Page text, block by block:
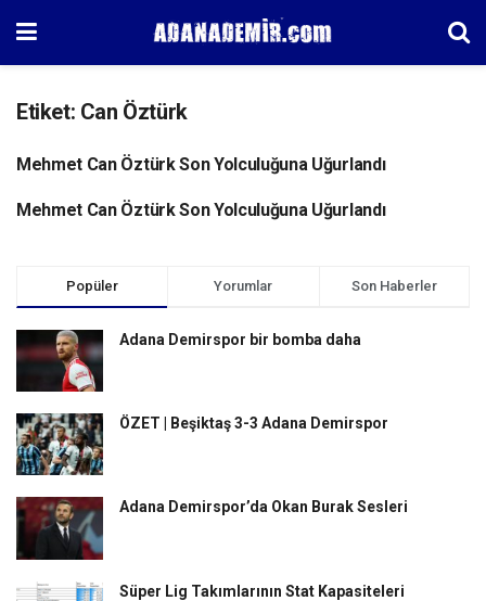
Etiket: Can Öztürk
Mehmet Can Öztürk Son Yolculuğuna Uğurlandı
Mehmet Can Öztürk Son Yolculuğuna Uğurlandı
Popüler Yorumlar Son Haberler
Adana Demirspor bir bomba daha
ÖZET | Beşiktaş 3-3 Adana Demirspor
Adana Demirspor’da Okan Burak Sesleri
Süper Lig Takımlarının Stat Kapasiteleri